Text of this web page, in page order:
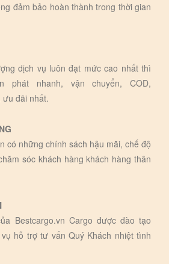
đảm bảo hoàn thành trong thời gian
dịch vụ luôn đạt mức cao nhất thì
phát nhanh, vận chuyển, COD,
ưu đãi nhất.
có những chính sách hậu mãi, chế độ
sóc khách hàng khách hàng thân
Bestcargo.vn Cargo được đào tạo
hỗ trợ tư vấn Quý Khách nhiệt tình